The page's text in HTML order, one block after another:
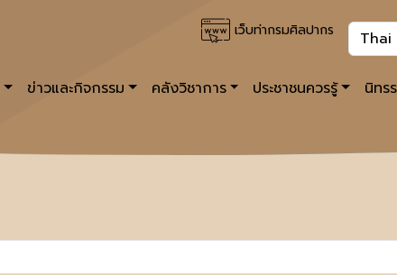
เว็บท่ากรมศิลปากร
ข่าวและกิจกรรม คลังวิชาการ ประชาชนควรรู้ นิทร